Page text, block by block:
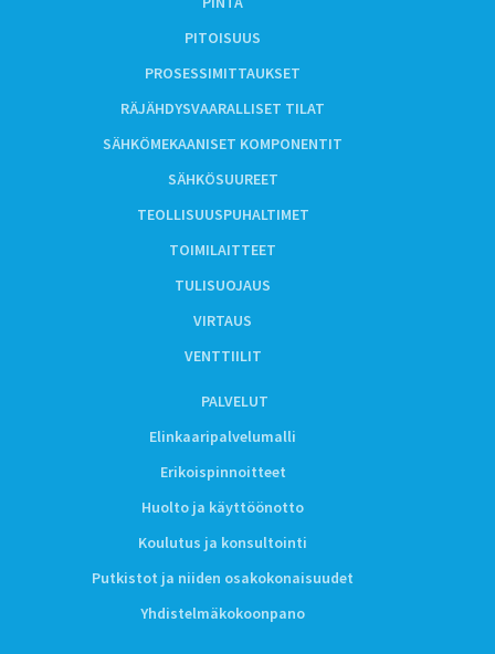
PITOISUUS
PROSESSIMITTAUKSET
RÄJÄHDYSVAARALLISET TILAT
SÄHKÖMEKAANISET KOMPONENTIT
SÄHKÖSUUREET
TEOLLISUUSPUHALTIMET
TOIMILAITTEET
TULISUOJAUS
VIRTAUS
VENTTIILIT
PALVELUT
Elinkaaripalvelumalli
Erikoispinnoitteet
Huolto ja käyttöönotto
Koulutus ja konsultointi
Putkistot ja niiden osakokonaisuudet
Yhdistelmäkokoonpano